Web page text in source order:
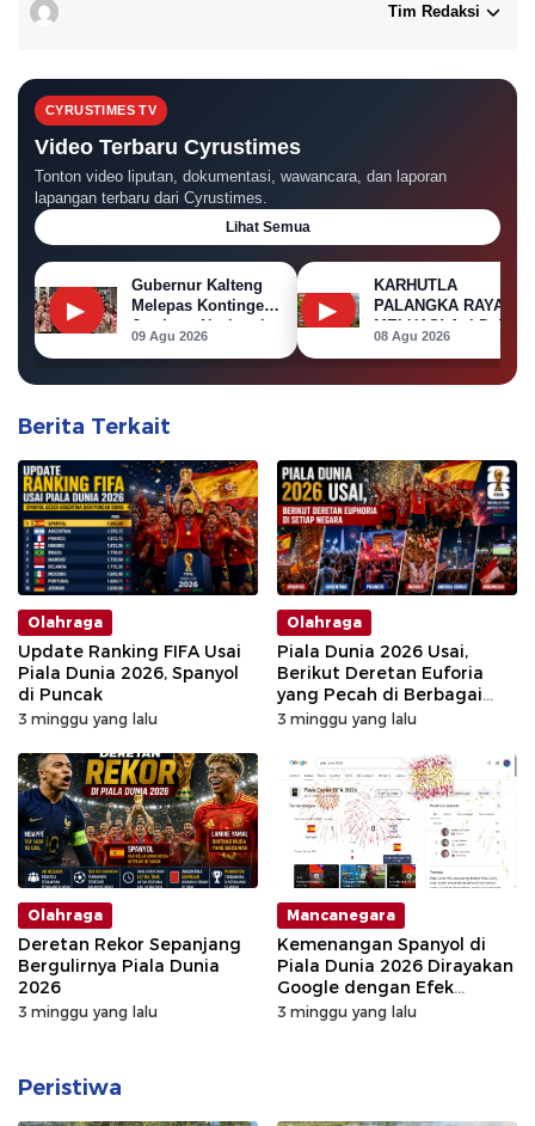
Tim Redaksi
CYRUSTIMES TV
Video Terbaru Cyrustimes
Tonton video liputan, dokumentasi, wawancara, dan laporan
lapangan terbaru dari Cyrustimes.
Lihat Semua
▶
Gubernur Kalteng
Melepas Kontingen
Jambore Nasional
XII 2026
09 Agu 2026
▶
KARHUTLA
PALANGKA RAYA
MELUAS! Api Dekati
Permukiman, Rumah
di Jalan Kalibata
Terbakar
08 Agu 2026
Berita Terkait
Olahraga
Update Ranking FIFA Usai
Piala Dunia 2026, Spanyol
di Puncak
3 minggu yang lalu
Olahraga
Piala Dunia 2026 Usai,
Berikut Deretan Euforia
yang Pecah di Berbagai
Negara
3 minggu yang lalu
Olahraga
Deretan Rekor Sepanjang
Bergulirnya Piala Dunia
2026
3 minggu yang lalu
Mancanegara
Kemenangan Spanyol di
Piala Dunia 2026 Dirayakan
Google dengan Efek
Khusus
3 minggu yang lalu
Peristiwa